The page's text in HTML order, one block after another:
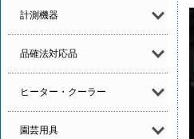
計測機器
品確法対応品
ヒーター・クーラー
園芸用具